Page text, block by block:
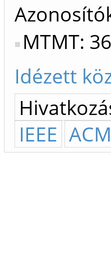
MTMT:
Idézett
IEEE ACM